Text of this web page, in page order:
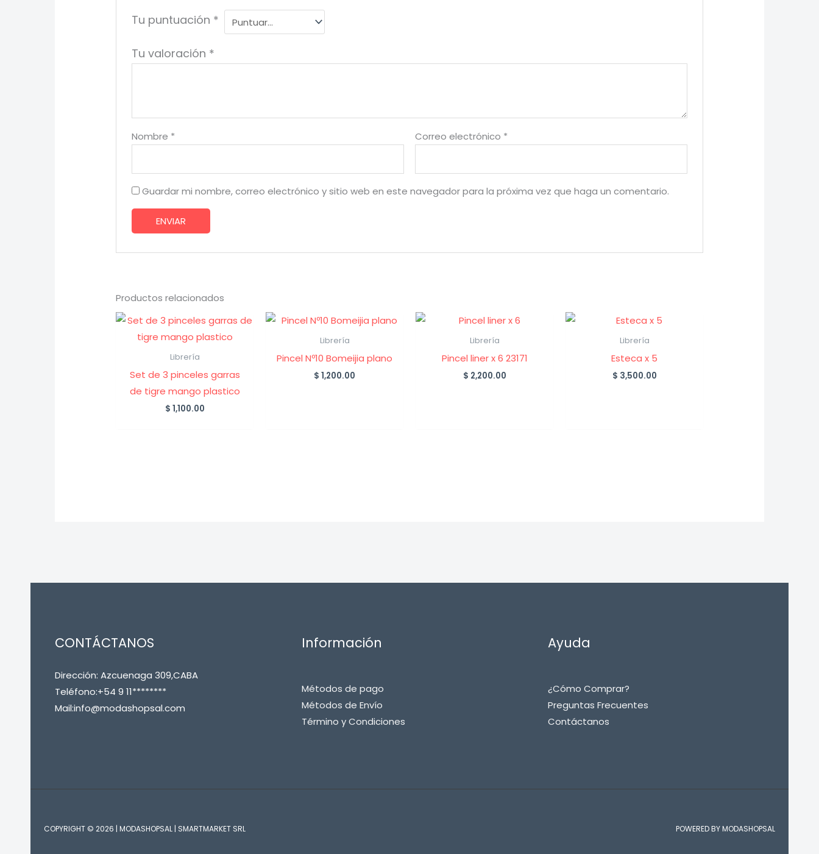
Tu puntuación *
Tu valoración *
Nombre * Correo electrónico *
Guardar mi nombre, correo electrónico y sitio web en este navegador para la próxima vez que haga un comentario.
Productos relacionados
Librería
Set de 3 pinceles garras
de tigre mango plastico
$ 1,100.00
Librería
Pincel Nº10 Bomeijia plano
$ 1,200.00
Librería
Pincel liner x 6 23171
$ 2,200.00
Librería
Esteca x 5
$ 3,500.00
CONTÁCTANOS
Dirección: Azcuenaga 309,CABA
Teléfono:+54 9 11********
Mail:info@modashopsal.com
Información
Métodos de pago
Métodos de Envío
Término y Condiciones
Ayuda
¿Cómo Comprar?
Preguntas Frecuentes
Contáctanos
COPYRIGHT © 2026 | MODASHOPSAL | SMARTMARKET SRL POWERED BY MODASHOPSAL